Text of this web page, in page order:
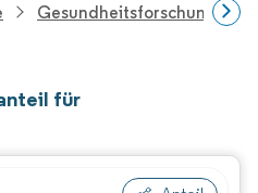
Gesundheitsforschung
für